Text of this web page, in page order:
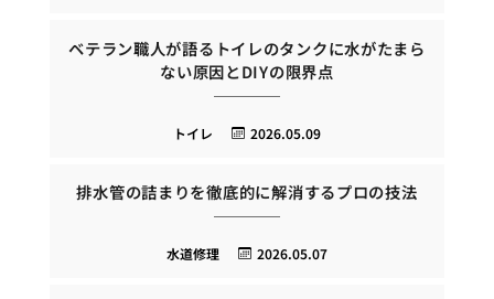
ベテラン職人が語るトイレのタンクに水がたまら
ない原因とDIYの限界点
2026.05.09
トイレ
排水管の詰まりを徹底的に解消するプロの技法
2026.05.07
水道修理